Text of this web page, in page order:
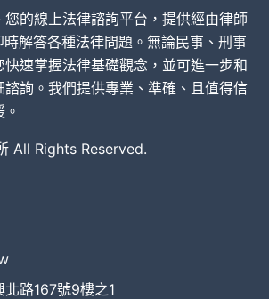
的線上法律諮詢平台，提供經由律師
解答各種法律問題。無論民事、刑事
快速掌握法律基礎觀念，並可進一步和
詢。我們提供專業、準確、且值得信
All Rights Reserved.
路167號9樓之1